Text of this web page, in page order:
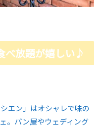
べ放題が嬉しい♪
エン」はオシャレで味の
。パン屋やウェディング